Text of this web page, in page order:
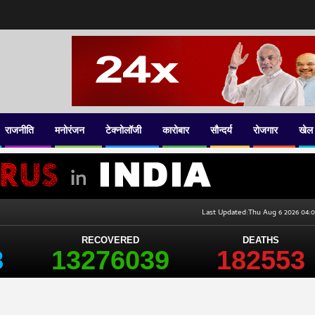
राजनीति मनोरंजन टेक्नोलॉजी कारोबार सौन्दर्य रोजगार खेल